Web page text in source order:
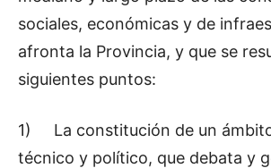
sociales, económicas y de
afronta la Provincia, y que se
siguientes puntos:
1) La constitución de un
técnico y político, que debata y